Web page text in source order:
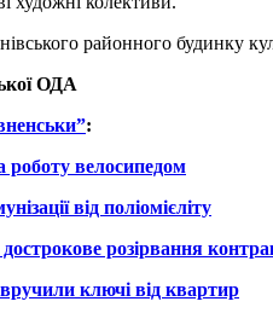
районного будинку
ОДА
:
роботу велосипедом
від поліомієліту
розірвання
ключі від квартир